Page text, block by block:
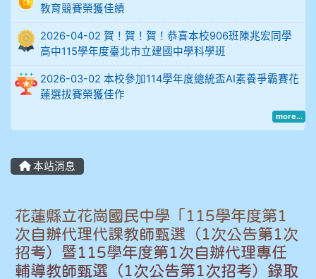
912余 嘉 5A10+
914謝佩臻 5A10+
902蘇奕愷
903陳品帆
904彭子庭
905周沛蓉
905鄭瑀安
教育競賽榮獲佳績
2026-04-02 賀！賀！賀！恭喜本校906班陳兆宏同學
高中115學年度臺北市立建國中學科學班
2026-03-02 本校參加114學年度總統盃AI素養爭霸賽花
蓮選拔賽榮獲佳作
more...
本站消息
花蓮縣立花崗國民中學「115學年度第1
次自辦代理代課教師甄選（1次公告第1次
招考）暨115學年度第1次自辦代理專任
輔導教師甄選（1次公告第1次招考）錄取